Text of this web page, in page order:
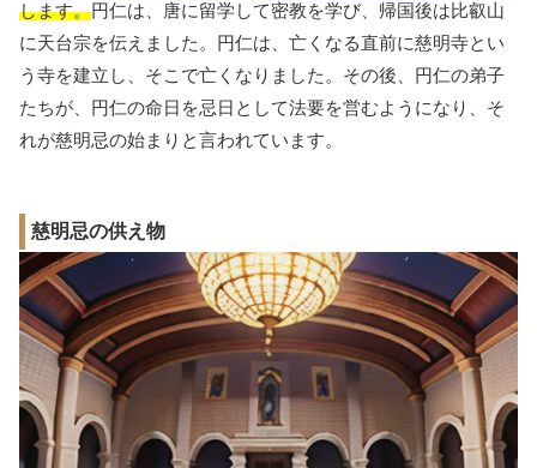
します。円仁は、唐に留学して密教を学び、帰国後は比叡山
に天台宗を伝えました。円仁は、亡くなる直前に慈明寺とい
う寺を建立し、そこで亡くなりました。その後、円仁の弟子
たちが、円仁の命日を忌日として法要を営むようになり、そ
れが慈明忌の始まりと言われています。
慈明忌の供え物